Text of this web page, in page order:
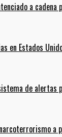
a cadena
en Estados
de alertas
a